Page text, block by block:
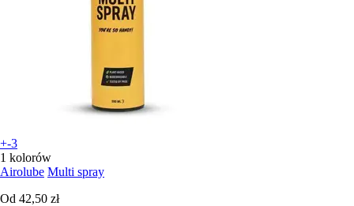
+-3
1 kolorów
Airolube Multi spray
Od 42,50 zł